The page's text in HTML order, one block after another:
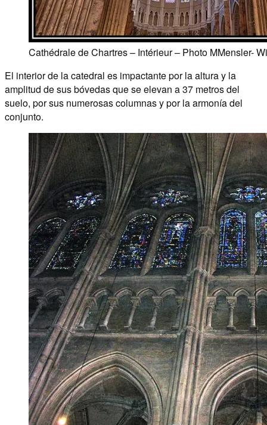
Cathédrale de Chartres – Intérieur – Photo MMensler-
El interior de la catedral es impactante por la altura y la
amplitud de sus bóvedas que se elevan a 37 metros del
suelo, por sus numerosas columnas y por la armonía del
conjunto.